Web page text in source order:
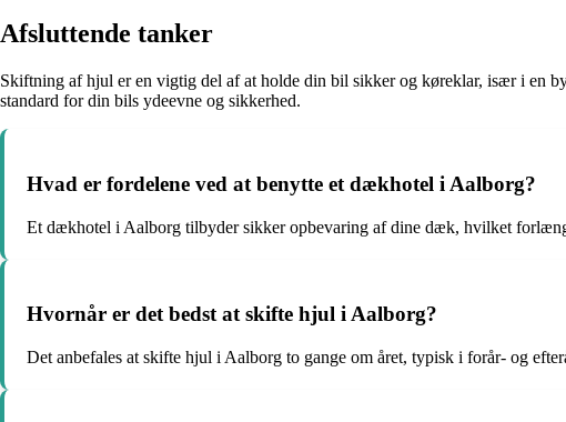
Afsluttende tanker
Skiftning af hjul er en vigtig del af at holde din bil sikker og køreklar, især i en
standard for din bils ydeevne og sikkerhed.
Hvad er fordelene ved at benytte et dækhotel i Aalborg?
Et dækhotel i Aalborg tilbyder sikker opbevaring af dine dæk, hvilket
Hvornår er det bedst at skifte hjul i Aalborg?
Det anbefales at skifte hjul i Aalborg to gange om året, typisk i forår- og